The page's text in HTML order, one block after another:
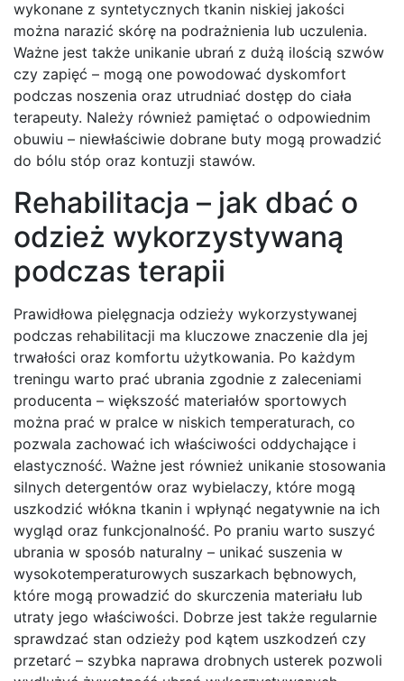
wykonane z syntetycznych tkanin niskiej jakości
można narazić skórę na podrażnienia lub uczulenia.
Ważne jest także unikanie ubrań z dużą ilością szwów
czy zapięć – mogą one powodować dyskomfort
podczas noszenia oraz utrudniać dostęp do ciała
terapeuty. Należy również pamiętać o odpowiednim
obuwiu – niewłaściwie dobrane buty mogą prowadzić
do bólu stóp oraz kontuzji stawów.
Rehabilitacja – jak dbać o
odzież wykorzystywaną
podczas terapii
Prawidłowa pielęgnacja odzieży wykorzystywanej
podczas rehabilitacji ma kluczowe znaczenie dla jej
trwałości oraz komfortu użytkowania. Po każdym
treningu warto prać ubrania zgodnie z zaleceniami
producenta – większość materiałów sportowych
można prać w pralce w niskich temperaturach, co
pozwala zachować ich właściwości oddychające i
elastyczność. Ważne jest również unikanie stosowania
silnych detergentów oraz wybielaczy, które mogą
uszkodzić włókna tkanin i wpłynąć negatywnie na ich
wygląd oraz funkcjonalność. Po praniu warto suszyć
ubrania w sposób naturalny – unikać suszenia w
wysokotemperaturowych suszarkach bębnowych,
które mogą prowadzić do skurczenia materiału lub
utraty jego właściwości. Dobrze jest także regularnie
sprawdzać stan odzieży pod kątem uszkodzeń czy
przetarć – szybka naprawa drobnych usterek pozwoli